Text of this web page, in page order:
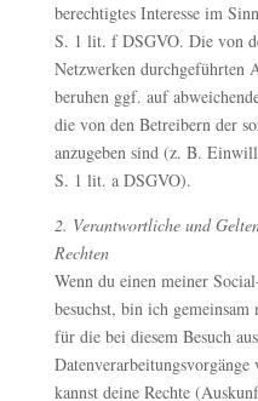
berechtigtes Interesse im
S. 1 lit. f DSGVO. Die von
Netzwerken durchgeführten
beruhen ggf. auf
die von den Betreibern der
anzugeben sind (z. B.
S. 1 lit. a DSGVO).
2. Verantwortliche und
Rechten
Wenn du einen meiner
besuchst, bin ich
für die bei diesem Besuch
kannst deine Rechte